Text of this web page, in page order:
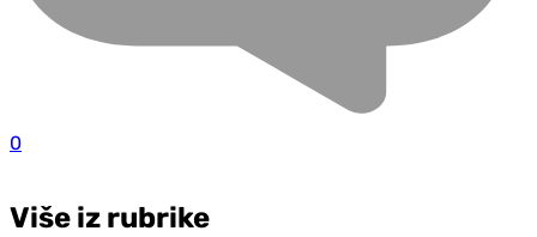
0
Više iz rubrike